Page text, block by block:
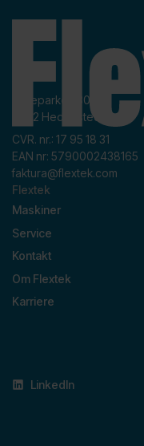
Kildeparken 30,
8722 Hedensted
CVR. nr.: 17 95 18 31
EAN nr: 5790002438165
faktura@flextek.com
Flextek
Maskiner
Service
Kontakt
Om Flextek
Karriere
LinkedIn